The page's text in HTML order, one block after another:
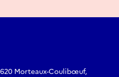
Morteaux-Coulibœuf,